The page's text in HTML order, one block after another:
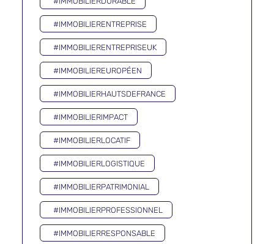
#IMMOBILIERENTREPRISE
#IMMOBILIERENTREPRISEUK
#IMMOBILIEREUROPÉEN
#IMMOBILIERHAUTSDEFRANCE
#IMMOBILIERIMPACT
#IMMOBILIERLOCATIF
#IMMOBILIERLOGISTIQUE
#IMMOBILIERPATRIMONIAL
#IMMOBILIERPROFESSIONNEL
#IMMOBILIERRESPONSABLE